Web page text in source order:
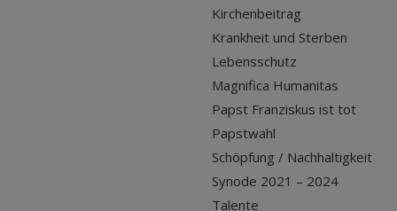
Kirchenbeitrag
Krankheit und Sterben
Lebensschutz
Magnifica Humanitas
Papst Franziskus ist tot
Papstwahl
Schöpfung / Nachhaltigkeit
Synode 2021 – 2024
Talente